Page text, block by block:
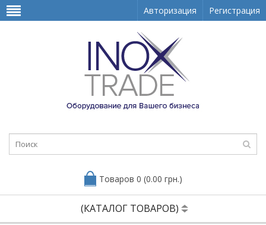
Авторизация Регистрация
Товаров 0 (0.00 грн.)
(КАТАЛОГ ТОВАРОВ)